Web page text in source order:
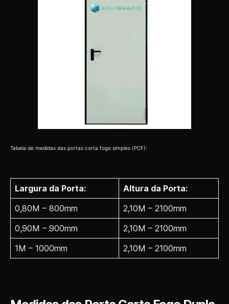
Tabela de medidas das portas corta fogo simples (PCF):
Largura da Porta:
Altura da Porta:
0,80M – 800mm
2,10M – 2100mm
0,90M – 900mm
2,10M – 2100mm
1M – 1000mm
2,10M – 2100mm